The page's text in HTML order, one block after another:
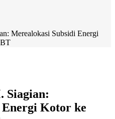
Merealokasi Subsidi Energi
Siagian:
Kotor ke